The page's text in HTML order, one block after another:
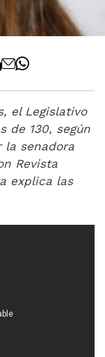
el Legislativo
de 130, según
la senadora
Revista
explica las